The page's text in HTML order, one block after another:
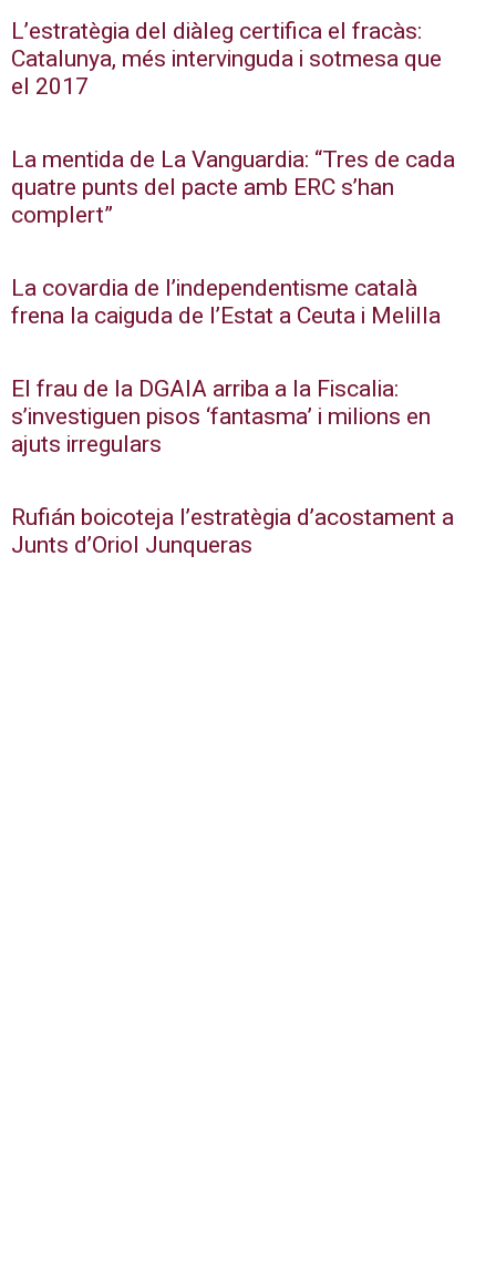
L’estratègia del diàleg certifica el fracàs:
Catalunya, més intervinguda i sotmesa que
el 2017
La mentida de La Vanguardia: “Tres de cada
quatre punts del pacte amb ERC s’han
complert”
La covardia de l’independentisme català
frena la caiguda de l’Estat a Ceuta i Melilla
El frau de la DGAIA arriba a la Fiscalia:
s’investiguen pisos ‘fantasma’ i milions en
ajuts irregulars
Rufián boicoteja l’estratègia d’acostament a
Junts d’Oriol Junqueras